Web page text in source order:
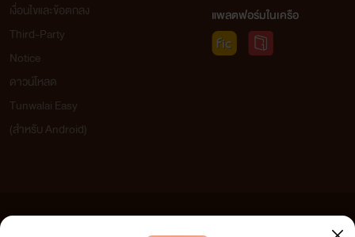
เงื่อนไขและข้อตกลง
Third-Party
Notice
ดาวน์โหลด
Tunwalai Easy
(สำหรับ Android)
แพลตฟอร์มในเครือ